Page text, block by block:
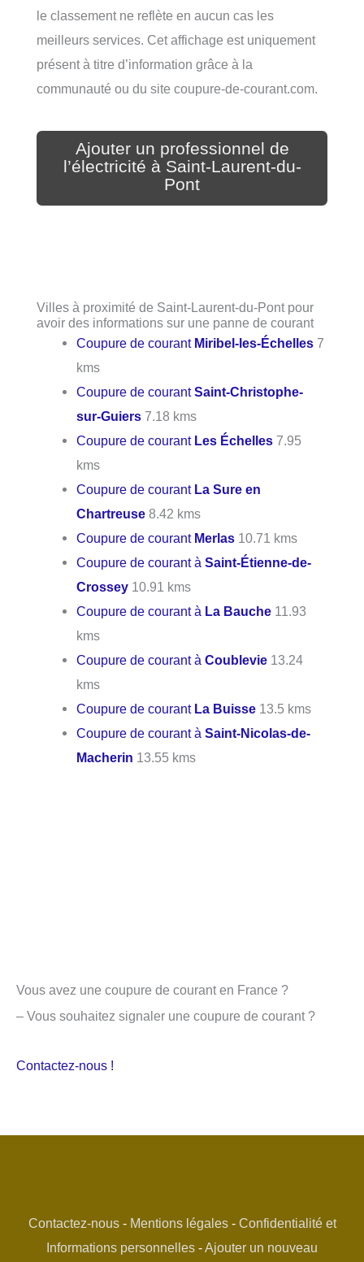
le classement ne reflète en aucun cas les
meilleurs services. Cet affichage est uniquement
présent à titre d’information grâce à la
communauté ou du site coupure-de-courant.com.
Ajouter un professionnel de
l’électricité à Saint-Laurent-du-
Pont
Villes à proximité de Saint-Laurent-du-Pont pour
avoir des informations sur une panne de courant
Coupure de courant Miribel-les-Échelles 7
kms
Coupure de courantSaint-Christophe-
sur-Guiers 7.18 kms
Coupure de courant Les Échelles 7.95
kms
Coupure de courant La Sure en
Chartreuse 8.42 kms
Coupure de courant Merlas 10.71 kms
Coupure de courant àSaint-Étienne-de-
Crossey 10.91 kms
Coupure de courant à La Bauche 11.93
kms
Coupure de courant àCoublevie 13.24
kms
Coupure de courant La Buisse 13.5 kms
Coupure de courant àSaint-Nicolas-de-
Macherin 13.55 kms
Vous avez une coupure de courant en France ?
– Vous souhaitez signaler une coupure de courant ?
Contactez-nous !
Contactez-nous- Mentions légales- Confidentialité et
Informations personnelles -Ajouter un nouveau